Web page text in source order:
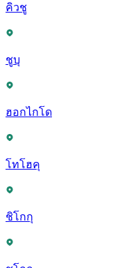
คิวชู
ชูบุ
ฮอกไกโด
โทโฮคุ
ชิโกกุ